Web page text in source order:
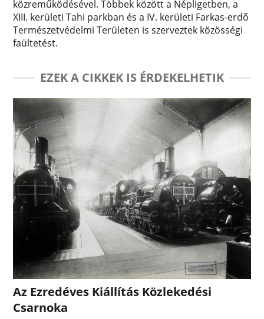
közreműködésével. Többek között a Népligetben, a
XIII. kerületi Tahi parkban és a IV. kerületi Farkas-erdő
Természetvédelmi Területen is szerveztek közösségi
faültetést.
EZEK A CIKKEK IS ÉRDEKELHETIK
Az Ezredéves Kiállítás Közlekedési
Csarnoka